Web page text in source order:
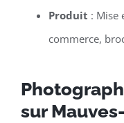
Produit : Mise
commerce,
sur